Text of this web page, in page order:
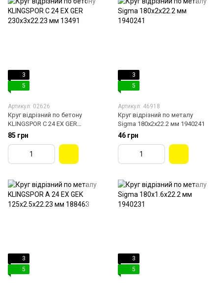
3
5
Артикул: 02626
Круг відрізний по бетону
KLINGSPOR С 24 EX GER
230х3х22.23 мм 13491
85 грн
3
5
Артикул: 46918
Круг відрізний по металу
Sigma 180х2х22.2 мм 1940241
46 грн
3
5
3
5